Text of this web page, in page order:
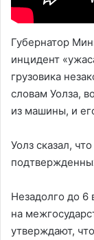
Губернатор
инцидент
грузовика
словам Уолза,
из машины, и
Уолз сказал,
Незадолго до 6
на
утверждают,